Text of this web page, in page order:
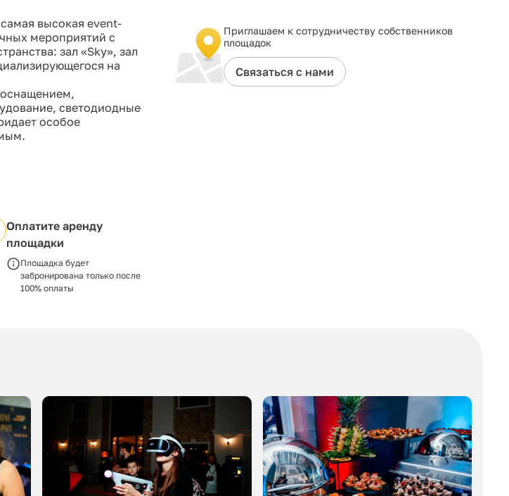
высокая event-
мероприятий с
зал «Sky», зал
на
светодиодные
особое
Оплатите аренду
площадки
Площадка будет
забронирована только после
100% оплаты
Приглашаем к сотрудничеству собственников
площадок
Связаться с нами